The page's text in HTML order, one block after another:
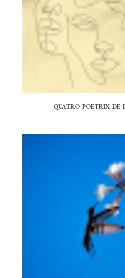
QUATRO POETRIX